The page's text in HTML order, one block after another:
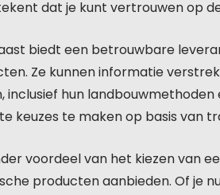
dat je kunt vertrouwen op
biedt een betrouwbare
Ze kunnen informatie
inclusief hun
keuzes te maken op basis van
voordeel van het kiezen van
producten aanbieden. Of je